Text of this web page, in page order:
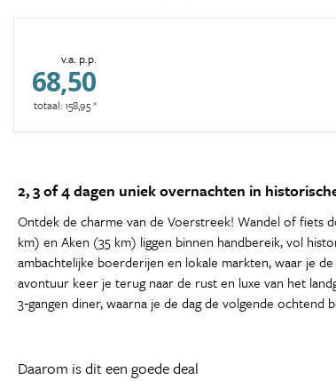
v.a. p.p.
68,50
totaal: 158,95 *
2, 3 of 4 dagen uniek overnachten in
Ontdek de charme van de Voerstreek! Wandel of fiets
km) en Aken (35 km) liggen binnen handbereik, vol
ambachtelijke boerderijen en lokale markten, waar je
avontuur keer je terug naar de rust en luxe van het
3‑gangen diner, waarna je de dag de volgende
Daarom is dit een goede deal